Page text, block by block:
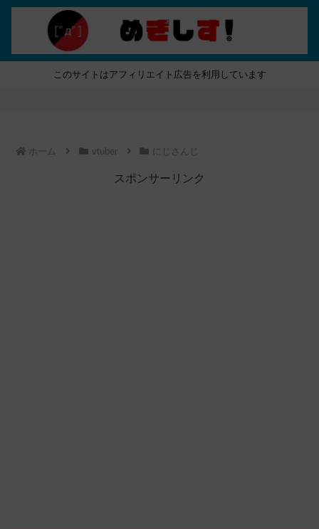
このサイトはアフィリエイト広告を利用しています
ホーム vtuber にじさんじ
スポンサーリンク